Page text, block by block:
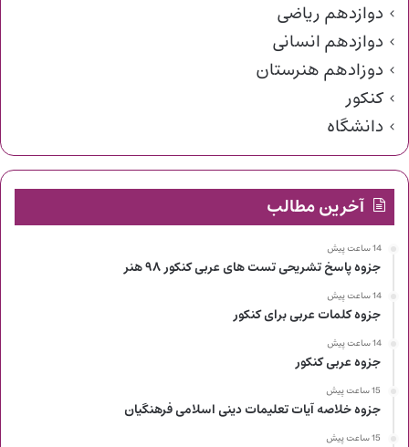
دوازدهم ریاضی
دوازدهم انسانی
دوزادهم هنرستان
کنکور
دانشگاه
آخرین مطالب
14 ساعت پیش
جزوه پاسخ تشریحی تست های عربی کنکور ۹۸ هنر
14 ساعت پیش
جزوه کلمات عربی برای کنکور
14 ساعت پیش
جزوه عربی کنکور
15 ساعت پیش
جزوه خلاصه آیات تعلیمات دینی اسلامی فرهنگیان
15 ساعت پیش